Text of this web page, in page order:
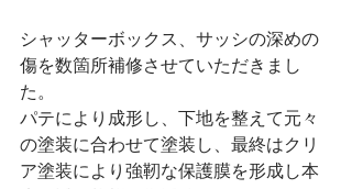
シャッターボックス、サッシの深めの
傷を数箇所補修させていただきまし
た。
パテにより成形し、下地を整えて元々
の塗装に合わせて塗装し、最終はクリ
ア塗装により強靭な保護膜を形成し本